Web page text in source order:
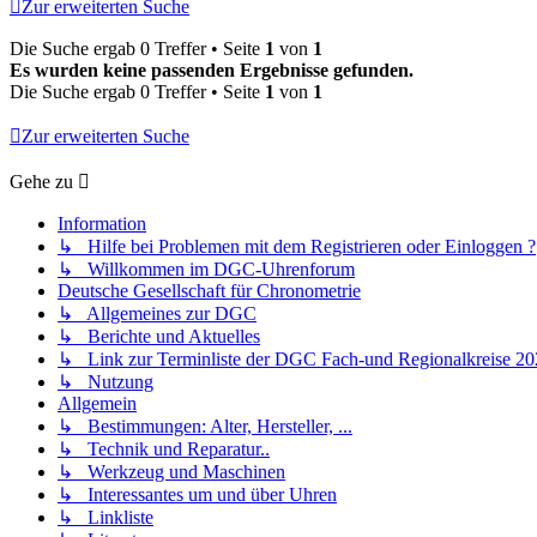
Zur erweiterten Suche
Die Suche ergab 0 Treffer • Seite 1 von 1
Es wurden keine passenden Ergebnisse gefunden.
Die Suche ergab 0 Treffer • Seite 1 von 1
Zur erweiterten Suche
Gehe zu
Information
↳ Hilfe bei Problemen mit dem Registrieren oder Einloggen ?
↳ Willkommen im DGC-Uhrenforum
Deutsche Gesellschaft für Chronometrie
↳ Allgemeines zur DGC
↳ Berichte und Aktuelles
↳ Link zur Terminliste der DGC Fach-und Regionalkreise
↳ Nutzung
Allgemein
↳ Bestimmungen: Alter, Hersteller, ...
↳ Technik und Reparatur..
↳ Werkzeug und Maschinen
↳ Interessantes um und über Uhren
↳ Linkliste